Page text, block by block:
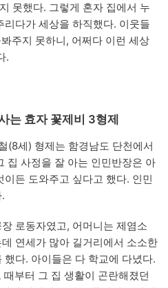
못했다. 그렇게 혼자 집에서 누
다가 세상을 하직했다. 이웃들
주지 못하니, 어쩌다 이런 세상
.
는 효자 꽃제비 3형제
(8세) 형제는 함경남도 단천에서
집 사정을 잘 아는 인민반장은 아
든 도와주고 싶다고 했다. 인민
로동자였고, 어머니는 제염소
연세가 많아 길거리에서 소소한
다. 아이들은 다 학교에 다녔다.
부터 그 집 생활이 곤란해졌던